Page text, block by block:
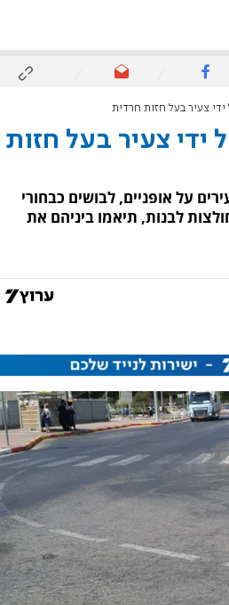
צעיר בעל חזות חרדית
צעיר בעל חזות
על אופניים, לבושים כבחורי
לבנות, תיאמו ביניהם את